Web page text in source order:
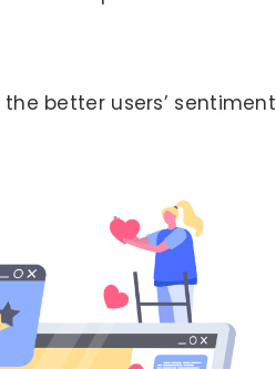
better users’ sentiment